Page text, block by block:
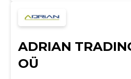
ADRIAN
OÜ